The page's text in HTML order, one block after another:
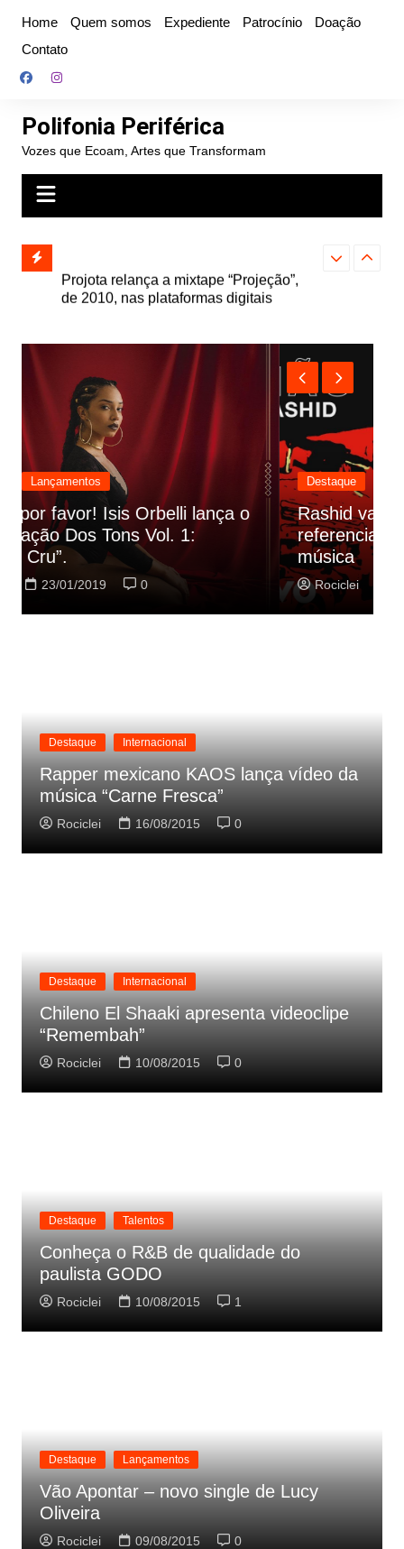
conteúdo
Home Quem somos Expediente Patrocínio
Doação
Contato
Polifonia Periférica
Vozes que Ecoam, Artes que Transformam
e abre
autoral,
de 2010, nas plataformas digitais
Farofa
Destaque Lançamentos
Rashid vai buscar nos HQs as
referencias do clipe de sua nova
música
Rociclei 22/01/2019
Destaque Internacional
Rapper mexicano KAOS lança vídeo da
música “Carne Fresca”
Rociclei 16/08/2015 0
Destaque Internacional
Chileno El Shaaki apresenta videoclipe
“Remembah”
Rociclei 10/08/2015 0
Destaque Talentos
Conheça o R&B de qualidade do
paulista GODO
Rociclei 10/08/2015 1
Destaque Lançamentos
Vão Apontar – novo single de Lucy
Oliveira
Rociclei 09/08/2015 0